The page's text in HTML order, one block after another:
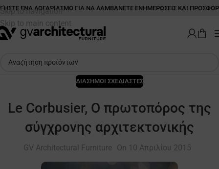
Skip to navigation
Skip to main content
ΕΝΑ ΛΟΓΑΡΙΑΣΜΟ ΓΙΑ ΝΑ ΛΑΜΒΑΝΕΤΕ ΕΝΗΜΕΡΩΣΕΙΣ ΚΑΙ
ΔΙΑΣΗΜΟΙ ΣΧΕΔΙΑΣΤΕΣ
Le Corbusier, Ο πρωτοπόρος της
σύγχρονης αρχιτεκτονικής
GV Architectural Furniture On 10 Απριλίου 2015